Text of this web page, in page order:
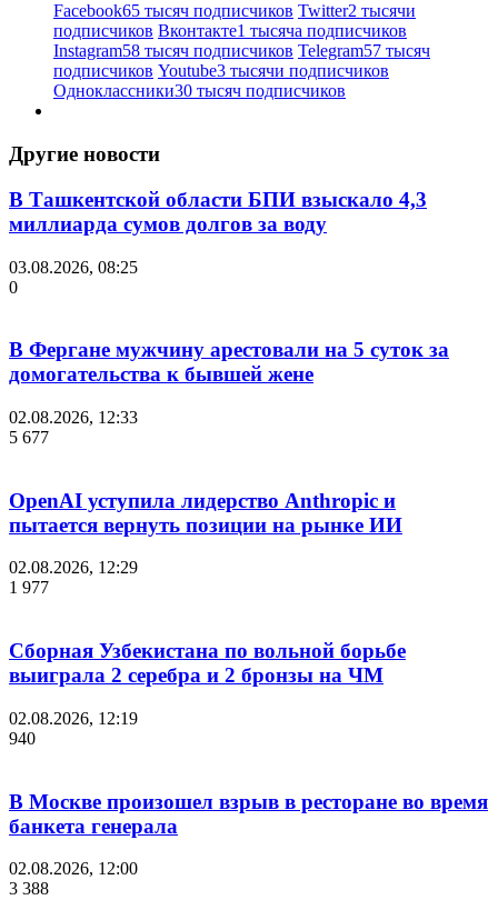
Facebook65 тысяч подписчиков Twitter2 тысячи
подписчиков Вконтакте1 тысяча подписчиков
Instagram58 тысяч подписчиков Telegram57 тысяч
подписчиков Youtube3 тысячи подписчиков
Одноклассники30 тысяч подписчиков
Другие новости
В Ташкентской области БПИ взыскало 4,3
миллиарда сумов долгов за воду
03.08.2026, 08:25
0
В Фергане мужчину арестовали на 5 суток за
домогательства к бывшей жене
02.08.2026, 12:33
5 677
OpenAI уступила лидерство Anthropic и
пытается вернуть позиции на рынке ИИ
02.08.2026, 12:29
1 977
Сборная Узбекистана по вольной борьбе
выиграла 2 серебра и 2 бронзы на ЧМ
02.08.2026, 12:19
940
В Москве произошел взрыв в ресторане во время
банкета генерала
02.08.2026, 12:00
3 388